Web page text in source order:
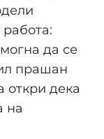
да се
прашан
откри дека
на